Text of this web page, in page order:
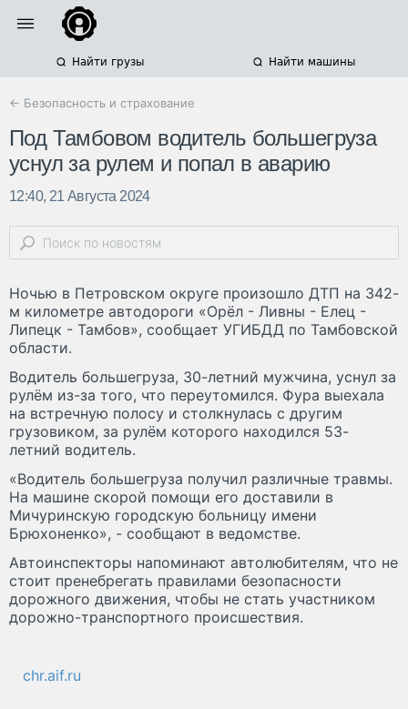
Найти грузы Найти машины
← Безопасность и страхование
Под Тамбовом водитель большегруза
уснул за рулем и попал в аварию
12:40, 21 Августа 2024
Ночью в Петровском округе произошло ДТП на 342-
м километре автодороги «Орёл - Ливны - Елец -
Липецк - Тамбов», сообщает УГИБДД по Тамбовской
области.
Водитель большегруза, 30-летний мужчина, уснул за
рулём из-за того, что переутомился. Фура выехала
на встречную полосу и столкнулась с другим
грузовиком, за рулём которого находился 53-
летний водитель.
«Водитель большегруза получил различные травмы.
На машине скорой помощи его доставили в
Мичуринскую городскую больницу имени
Брюхоненко», - сообщают в ведомстве.
Автоинспекторы напоминают автолюбителям, что не
стоит пренебрегать правилами безопасности
дорожного движения, чтобы не стать участником
дорожно-транспортного происшествия.
chr.aif.ru